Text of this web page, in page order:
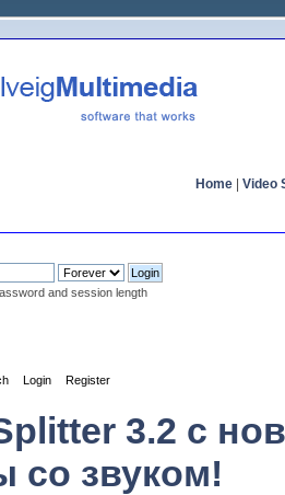
Home Video
and session length
Login Register
3.2 c
со звуком!